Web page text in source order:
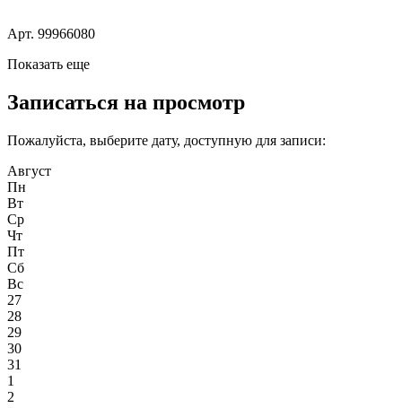
Арт. 99966080
Показать еще
Записаться на просмотр
Пожалуйста, выберите дату, доступную для записи:
Август
Пн
Вт
Ср
Чт
Пт
Сб
Вс
27
28
29
30
31
1
2